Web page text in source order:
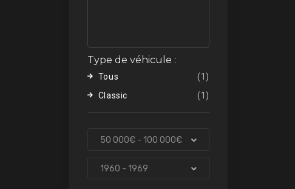
Type de véhicule :
Tous
(1)
Classic
(1)
50 000€ - 100 000€
1960 - 1969